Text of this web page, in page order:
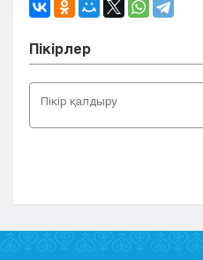
Пікірлер